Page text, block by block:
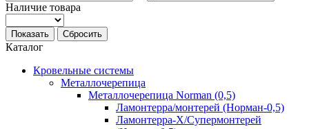
Наличие товара
Показать Сбросить
Каталог
Кровельные системы
Металлочерепица
Металлочерепица Norman (0,5)
Ламонтерра/монтерей (Норман-0,5)
Ламонтерра-Х/Супермонтерей